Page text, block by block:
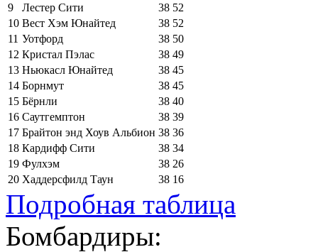
9
Лестер Сити 38 52
10 Вест Хэм Юнайтед 38 52
11 Уотфорд 38 50
12 Кристал Пэлас 38 49
13 Ньюкасл Юнайтед 38 45
14 Борнмут 38 45
15 Бёрнли 38 40
16 Саутгемптон 38 39
17 Брайтон энд Хоув Альбион 38 36
18 Кардифф Сити 38 34
19 Фулхэм 38 26
20 Хаддерсфилд Таун 38 16
Подробная таблица
Бомбардиры: